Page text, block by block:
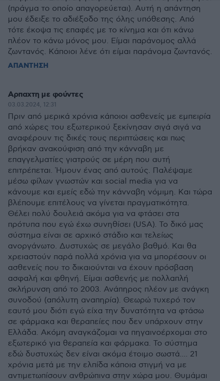
(πράγμα το οποίο απαγορεύεται). Αυτή η απάντηση
μου έδειξε το αδιέξοδο της όλης υπόθεσης. Από
τότε έκοψα τις επαφές με το κίνημα και ότι κάνω
πλέον το κάνω μόνος μου. Είμαι παράνομος αλλά
ζωντανός. Κάποιοι λένε ότι είμαι παράνομα ζωντανός.
ΑΠΑΝΤΗΣΗ
Αρπαχτη με φούντες
03.03.2024, 12:31
Πριν από μερικά χρόνια κάποιοι ασθενείς με εμπειρία
από χώρες του εξωτερικού ξεκίνησαν σιγά σιγά να
αναφέρουν τις δικές τους περιπτώσεις και πως
βρήκαν ανακούφιση από την κάνναβη με
επαγγελματίες γιατρούς σε μέρη που αυτή
επιτρέπεται. Ήμουν ένας από αυτούς. Παλέψαμε
μέσω φίλων γνωστών και social media για να
κάνουμε και εμείς εδώ την κάνναβη νόμιμη. Και τώρα
βλέπουμε επιτέλους να γίνεται πραγματικότητα.
Θέλει πολύ δουλειά ακόμα για να φτάσει στα
πρότυπα που εγώ έχω συνηθίσει (USA). Το δικό μας
σύστημα είναι σε αρχικό στάδιο και τελείως
ανοργάνωτο. Δυστυχώς σε μεγάλο βαθμό. Και θα
χρειαστούν παρά πολλά χρόνια για να μπορέσουν οι
ασθενείς που το δικαιούνται να έχουν πρόσβαση
ασφαλή και φθηνή. Είμαι ασθενής με πολλαπλή
σκλήρυνση από το 2003. Ανάπηρος πλέον με ανάγκη
συνοδού (απόλυτη αναπηρία). Θεωρώ τυχερό τον
εαυτό μου διότι εγώ είχα την δυνατότητα να φτάσω
σε φάρμακα και θεραπείες που δεν υπάρχουν στην
Ελλάδα. Ακόμη αναγκάζομαι να πηγαινοέρχομαι στο
εξωτερικό για θεραπεία και φάρμακα. Το σύστημα
εδώ δυστυχώς δεν είναι ακόμα έτοιμο σωστά.... 21
χρόνια μετά με την ελπίδα κάποια στιγμή να με
αντιμετωπίσουν ανθρώπινα στην χώρα μου. Θυμάμαι